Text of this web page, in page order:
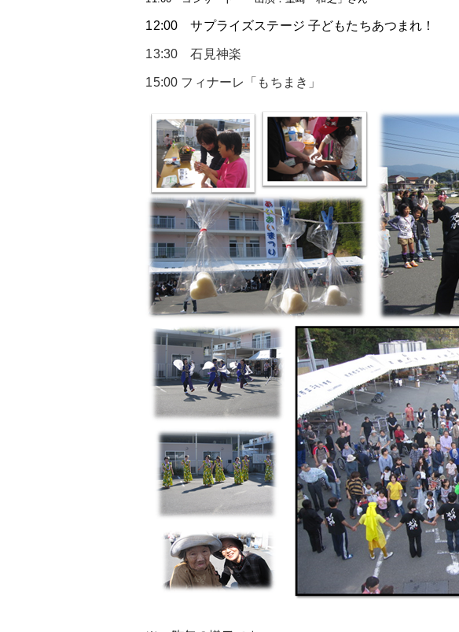
12:00サプライズステージ 子どもたちあつまれ！
13:30 石見神楽
15:00 フィナーレ「もちまき」